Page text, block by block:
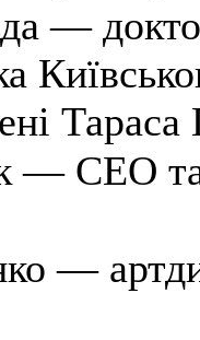
—
— СЕО та
—